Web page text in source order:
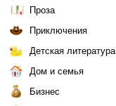
Проза
Приключения
Детская литература
Дом и семья
Бизнес